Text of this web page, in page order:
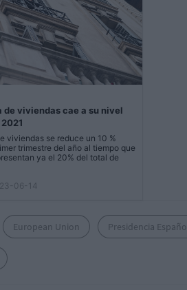
de viviendas cae a su nivel
viviendas se reduce un 10 %
trimestre del año al tiempo que
ya el 20% del total de
06-14
European Union Presidencia